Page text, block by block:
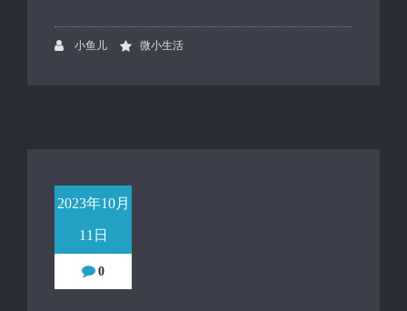
小鱼儿 微小生活
2023年10月
11日
0